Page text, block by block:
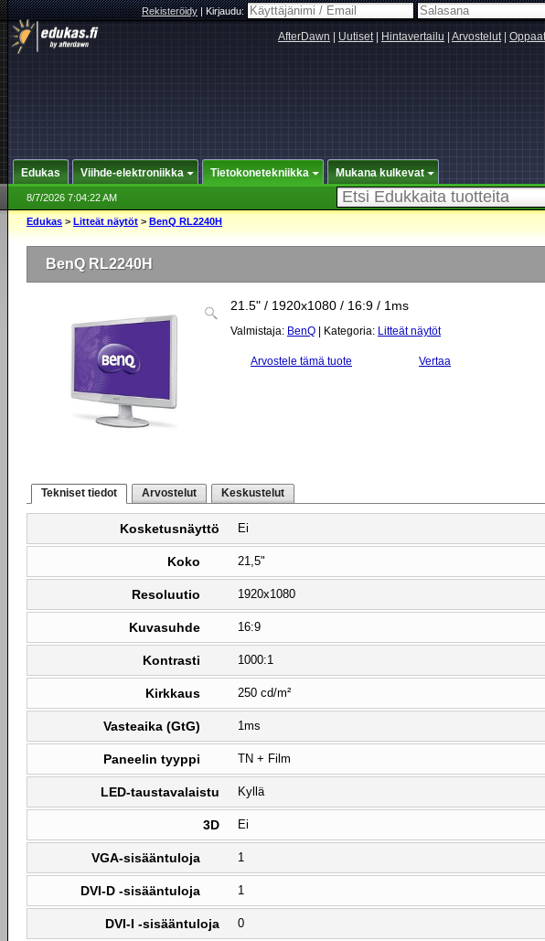
Rekisteröidy|Kirjaudu:
AfterDawn Uutiset| Hintavertailu Arvostelut| Oppaat
Edukas Viihde-elektroniikka Tietokonetekniikka Mukana kulkevat
8/7/2026 7:04:22 AM
Edukas > Litteät näytöt > BenQ RL2240H
BenQ RL2240H
21.5" / 1920x1080 / 16:9 / 1ms
Valmistaja: BenQ | Kategoria: Litteät näytöt
Arvostele tämä tuote Vertaa
Tekniset tiedot Arvostelut Keskustelut
Kosketusnäyttö Ei
Koko 21,5"
Resoluutio 1920x1080
Kuvasuhde 16:9
Kontrasti 1000:1
Kirkkaus 250 cd/m²
Vasteaika (GtG) 1ms
Paneelin tyyppi TN + Film
LED-taustavalaistu Kyllä
3D Ei
VGA-sisääntuloja 1
DVI-D -sisääntuloja 1
DVI-I -sisääntuloja 0